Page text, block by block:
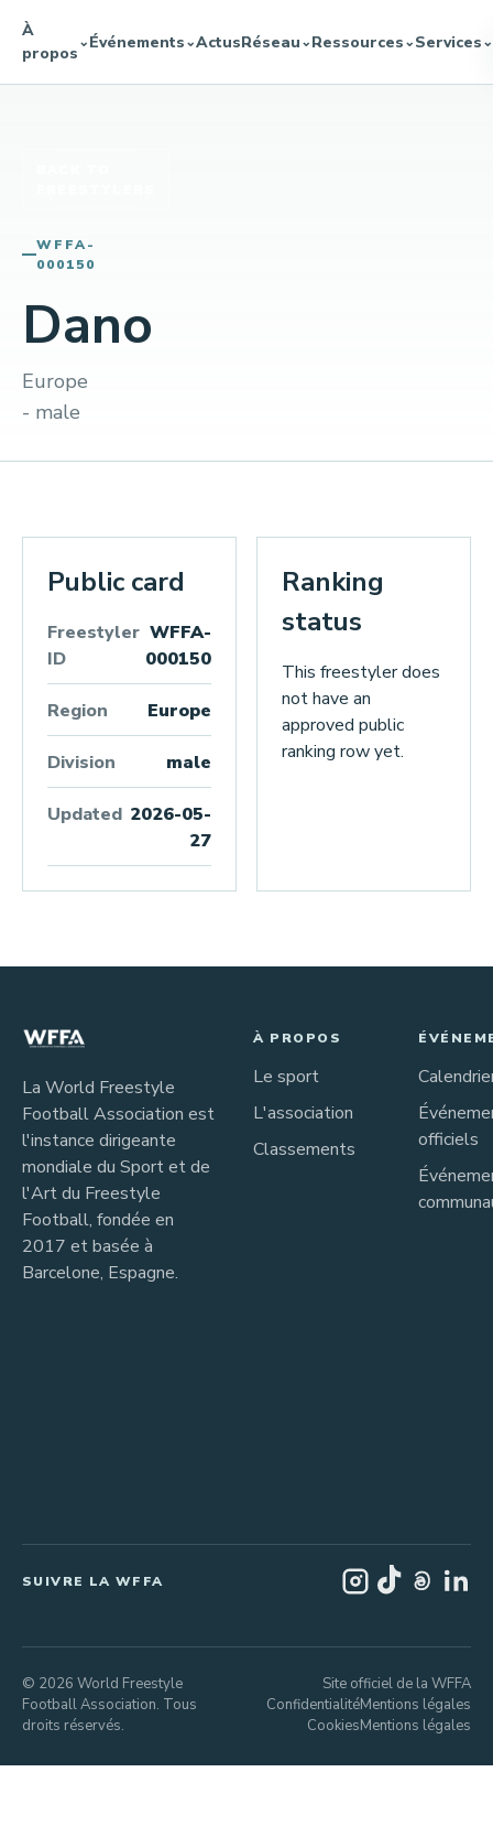
À
propos
⌄Événements⌄ActusRéseau⌄Ressources⌄Services⌄
WFFA-
000150
Dano
Europe
- male
Public card
Freestyler
ID
WFFA-
000150
Region Europe
Division male
Updated 2026-05-
27
Ranking
status
This freestyler does
not have an
approved public
ranking row yet.
La World Freestyle
Football Association est
l'instance dirigeante
mondiale du Sport et de
l'Art du Freestyle
Football, fondée en
2017 et basée à
Barcelone, Espagne.
À PROPOS
Le sport
L'association
Classements
officiels
SUIVRE LA WFFA
© 2026 World Freestyle
Football Association. Tous
droits réservés.
Site officiel de la WFFA
ConfidentialitéMentions légales
CookiesMentions légales